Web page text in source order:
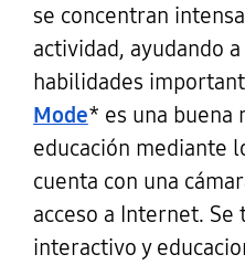
se concentran
actividad, ayudando
habilidades
Mode* es una buena
educación mediante
cuenta con una
acceso a Internet.
interactivo y